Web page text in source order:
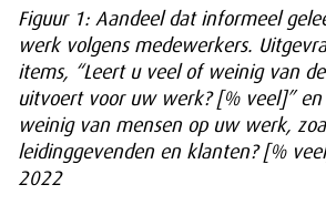
Figuur 1: Aandeel dat informeel
werk volgens medewerkers.
items, “Leert u veel of weinig van
uitvoert voor uw werk? [% veel]” en
weinig van mensen op uw werk,
leidinggevenden en klanten? [%
2022